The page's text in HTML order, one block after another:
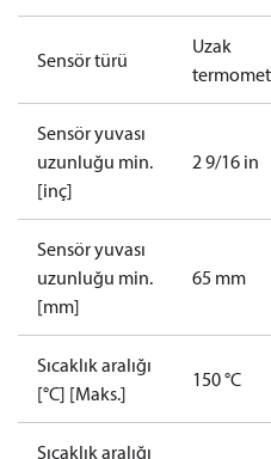
Sensör türü
Uzak
Sensör yuvası
uzunluğu min.
[inç]
2 9/16 in
Sensör yuvası
uzunluğu min.
[mm]
65 mm
Sıcaklık aralığı
[°C] [Maks.]
150 °C
Sıcaklık aralığı